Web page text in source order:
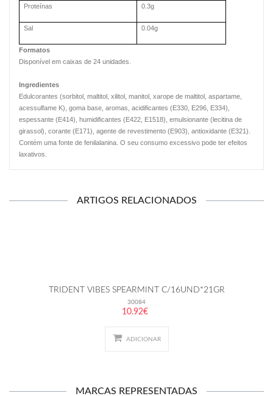
Proteínas 0.3g
Sal 0.04g
Formatos
Disponível em caixas de 24 unidades.
Ingredientes
Edulcorantes (sorbitol, maltitol, xilitol, manitol, xarope de maltitol, aspartame,
acessulfame K), goma base, aromas, acidificantes (E330, E296, E334),
espessante (E414), humidificantes (E422, E1518), emulsionante (lecitina de
girassol), corante (E171), agente de revestimento (E903), antioxidante (E321).
Contém uma fonte de fenilalanina. O seu consumo excessivo pode ter efeitos
laxativos.
ARTIGOS RELACIONADOS
TRIDENT VIBES SPEARMINT C/16UND*21GR
30084
10.92€
ADICIONAR
MARCAS REPRESENTADAS